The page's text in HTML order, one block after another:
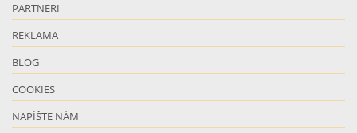
PARTNERI
REKLAMA
BLOG
COOKIES
NAPÍŠTE NÁM